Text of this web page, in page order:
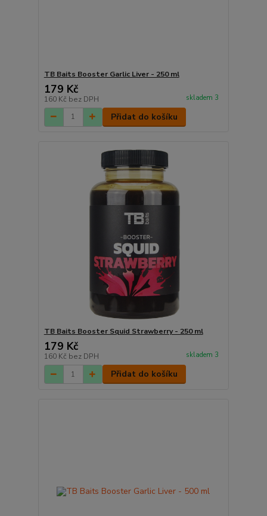
TB Baits Booster Garlic Liver - 250 ml
179 Kč
160 Kč bez DPH skladem 3
Přidat do košíku
TB Baits Booster Squid Strawberry - 250 ml
179 Kč
160 Kč bez DPH skladem 3
Přidat do košíku